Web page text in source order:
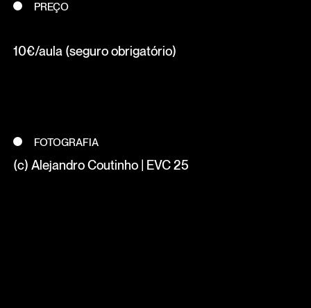
PREÇO
10€/aula (seguro obrigatório)
FOTOGRAFIA
(c) Alejandro Coutinho | EVC 25